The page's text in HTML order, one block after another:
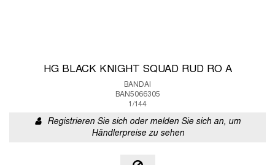
HG BLACK KNIGHT SQUAD RUD RO A
BANDAI
BAN5066305
1/144
Registrieren Sie sich oder melden Sie sich an, um
Händlerpreise zu sehen